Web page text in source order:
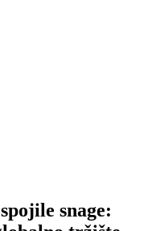
snage: